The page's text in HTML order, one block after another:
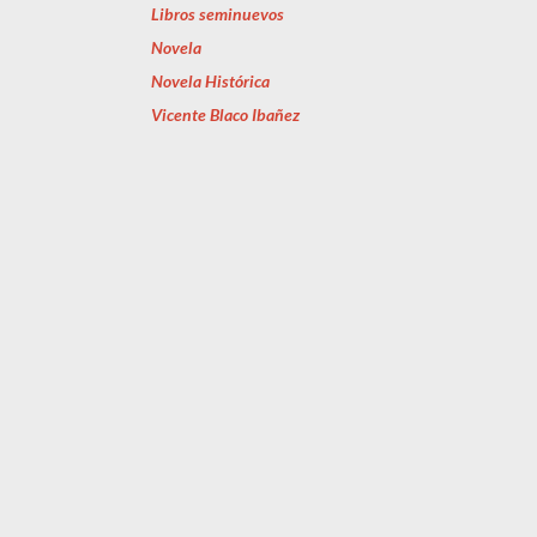
Libros seminuevos
Novela
Novela Histórica
Vicente Blaco Ibañez